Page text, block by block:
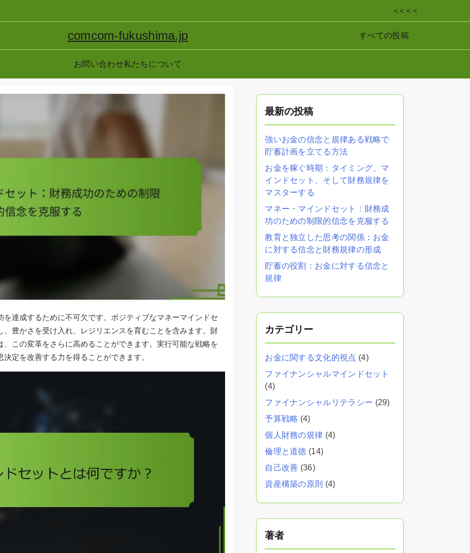
< < < <
comcom-fukushima.jp すべての投稿
お問い合わせ私たちについて
達成するために不可欠です。ポジティブなマネーマインドセ
豊かさを受け入れ、レジリエンスを育むことを含みます。財
この変革をさらに高めることができます。実行可能な戦略を
定を改善する力を得ることができます。
最新の投稿
強いお金の信念と規律ある戦略で
貯蓄計画を立てる方法
お金を稼ぐ時期：タイミング、マ
インドセット、そして財務規律を
マスターする
マネー・マインドセット：財務成
功のための制限的信念を克服する
教育と独立した思考の関係：お金
に対する信念と財務規律の形成
貯蓄の役割：お金に対する信念と
規律
カテゴリー
お金に関する文化的視点 (4)
ファイナンシャルマインドセット
(4)
ファイナンシャルリテラシー (29)
予算戦略 (4)
個人財務の規律 (4)
倫理と道徳 (14)
自己改善 (36)
資産構築の原則 (4)
著者